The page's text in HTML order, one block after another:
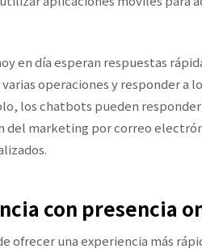
en día esperan respuestas
operaciones y responder a
los chatbots pueden
del marketing por correo
con presencia
ofrecer una experiencia más